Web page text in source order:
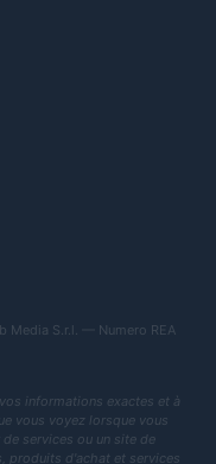
Media S.r.l. — Numero REA
informations exactes et à
vous voyez lorsque vous
services ou un site de
produits d'achat et services